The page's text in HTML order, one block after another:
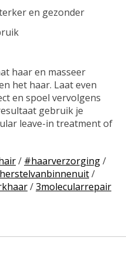
en gezonder
haar en masseer
het haar. Laat even
en spoel vervolgens
gebruik je
leave-in treatment of
/ #haarverzorging/
/
/3molecularrepair